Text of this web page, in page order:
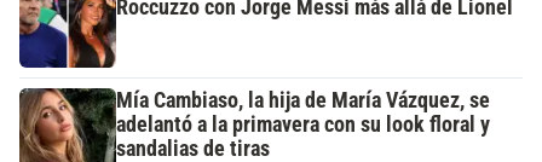
Roccuzzo con Jorge Messi más allá de Lionel
Mía Cambiaso, la hija de María Vázquez, se
adelantó a la primavera con su look floral y
sandalias de tiras